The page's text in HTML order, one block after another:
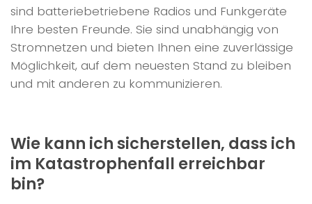
sind batteriebetriebene Radios und Funkgeräte
Ihre besten Freunde. Sie sind unabhängig von
Stromnetzen und bieten Ihnen eine zuverlässige
Möglichkeit, auf dem neuesten Stand zu bleiben
und mit anderen zu kommunizieren.
Wie kann ich sicherstellen, dass ich
im Katastrophenfall erreichbar
bin?